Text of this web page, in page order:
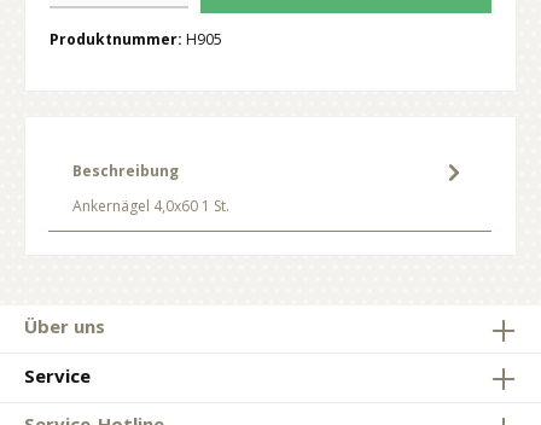
Produktnummer: H905
Beschreibung
Ankernägel 4,0x60 1 St.
Über uns
Service